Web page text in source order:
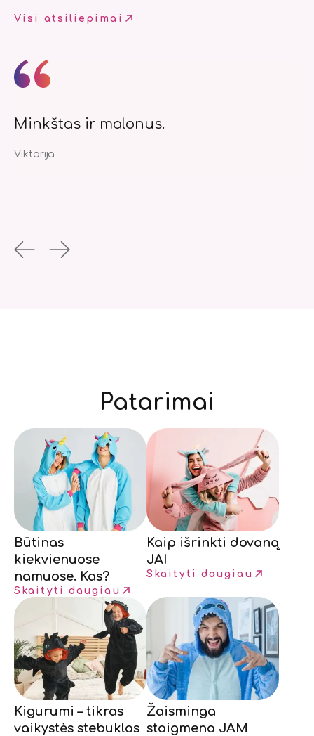
Visi atsiliepimai
Previous
Minkštas ir malonus.
Viktorija
Next
Patarimai
Būtinas
kiekvienuose
namuose. Kas?
Skaityti daugiau
Kaip išrinkti dovaną
JAI
Skaityti daugiau
Kigurumi – tikras
vaikystės stebuklas
Žaisminga
staigmena JAM